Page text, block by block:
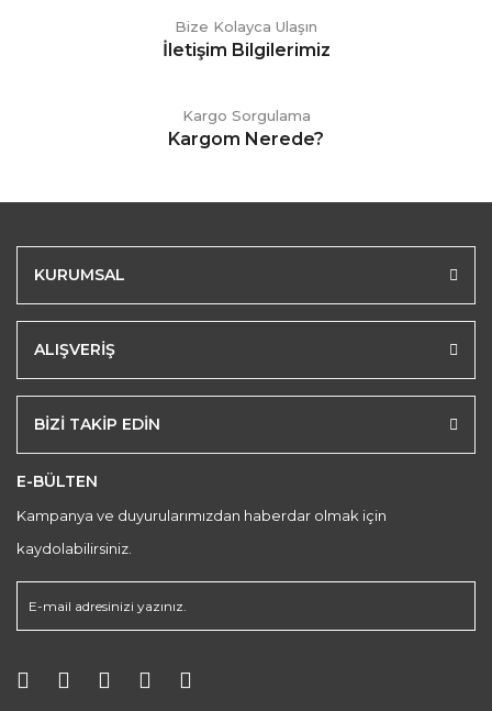
Bize Kolayca Ulaşın
İletişim Bilgilerimiz
Kargo Sorgulama
Kargom Nerede?
KURUMSAL
ALIŞVERİŞ
BİZİ TAKİP EDİN
E-BÜLTEN
Kampanya ve duyurularımızdan haberdar olmak için
kaydolabilirsiniz.